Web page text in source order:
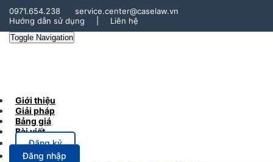
0971.654.238
service.center@caselaw.vn
Hướng dẫn sử dụng
Liên hệ
Toggle Navigation
Giới thiệu
Giải pháp
Bảng giá
Bài viết
Đăng ký
Đăng nhập